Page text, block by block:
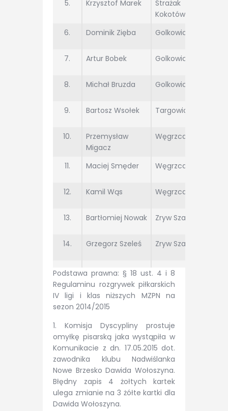
5.
Krzysztof Marek
Strażak
Kokotów
6.
Dominik Zięba Golkowice
7. Artur Bobek Golkowice
8. Michał Bruzda Golkowice
9. Bartosz Wsołek Targowianka
10.
Przemysław
Migacz
Węgrzcanka
11. Maciej Smęder Węgrzcanka
12. Kamil Wąs Węgrzcanka
13. Bartłomiej Nowak Zryw Szarów
14. Grzegorz Szeleś Zryw Szarów
Podstawa prawna: § 18 ust. 4 i 8
Regulaminu rozgrywek piłkarskich
IV ligi i klas niższych MZPN na
sezon 2014/2015
1. Komisja Dyscypliny prostuje
omyłkę pisarską jaka wystąpiła w
Komunikacie z dn. 17.05.2015 dot.
zawodnika klubu Nadwiślanka
Nowe Brzesko Dawida Wołoszyna.
Błędny zapis 4 żołtych kartek
ulega zmianie na 3 żółte kartki dla
Dawida Wołoszyna.